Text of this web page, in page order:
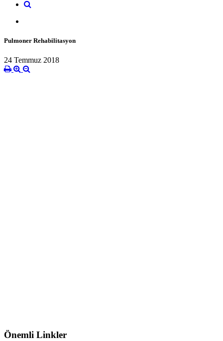
Pulmoner Rehabilitasyon
24 Temmuz 2018
Önemli Linkler